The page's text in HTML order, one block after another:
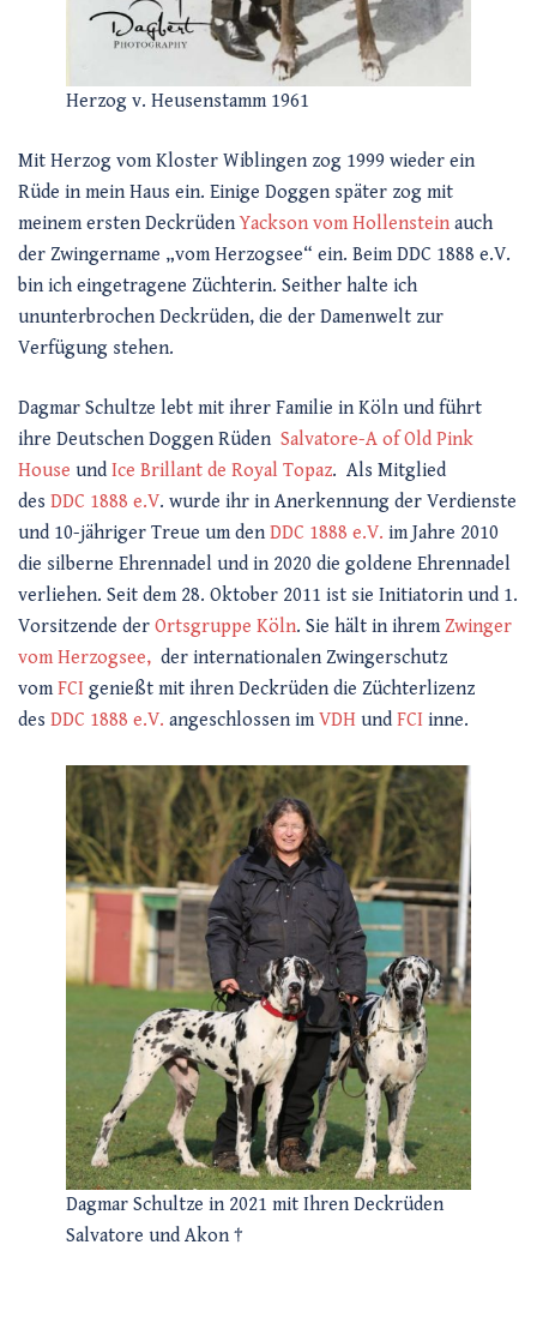
Herzog v. Heusenstamm 1961
Mit Herzog vom Kloster Wiblingen zog 1999 wieder ein
Rüde in mein Haus ein. Einige Doggen später zog mit
meinem ersten DeckrüdenYackson vom Hollenstein auch
der Zwingername „vom Herzogsee“ ein. Beim DDC 1888 e.V.
bin ich eingetragene Züchterin. Seither halte ich
ununterbrochen Deckrüden, die der Damenwelt zur
Verfügung stehen.
Dagmar Schultze lebt mit ihrer Familie in Köln und führt
ihre Deutschen Doggen Rüden Salvatore-A of Old Pink
House und Ice Brillant de Royal Topaz. Als Mitglied
des DDC 1888 e.V. wurde ihr in Anerkennung der Verdienste
und 10-jähriger Treue um den DDC 1888 e.V. im Jahre 2010
die silberne Ehrennadel und in 2020 die goldene Ehrennadel
verliehen. Seit dem 28. Oktober 2011 ist sie Initiatorin und 1.
Vorsitzende der Ortsgruppe Köln. Sie hält in ihremZwinger
vom Herzogsee, der internationalen Zwingerschutz
vomFCI genießt mit ihren Deckrüden die Züchterlizenz
des DDC 1888 e.V. angeschlossen imVDH und FCI inne.
Dagmar Schultze in 2021 mit Ihren Deckrüden
Salvatore und Akon †